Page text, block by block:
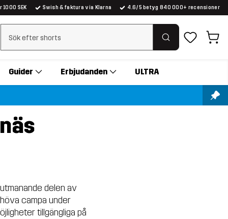
SEK Swish & faktura via Klarna 4.6/5 betyg 840 000+ recensioner
Rensa sök
Guider Erbjudanden ULTRA
delen av
campa under
tillgängliga på